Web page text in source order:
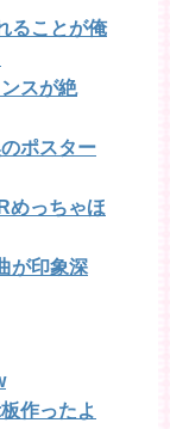
ることが俺
スが絶
ポスター
めっちゃほ
が印象深
作ったよ